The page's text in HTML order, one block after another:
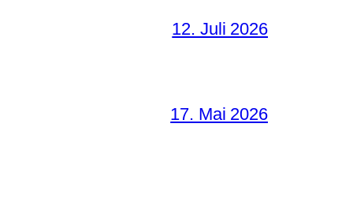
12. Juli 2026
17. Mai 2026